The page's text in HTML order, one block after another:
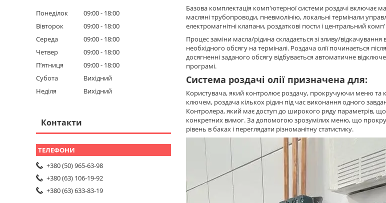
Базова комплектація комп'ютерної системи роздачі включає
масляні трубопроводи, пневмолінію, локальні термінали
електромагнітні клапани, роздаткові пости і центральний
Процес заміни масла/рідина складається зі зливу/
необхідного обсягу на терміналі. Роздача олії починається
досягненні заданого обсягу відбувається автоматичне
програмі.
Система роздачі олії призначена для:
Користувача, який контролює роздачу, прокручуючи меню та
ключем, роздача кількох рідин під час виконання одного
Контролера, який має доступ до широкого ряду параметрів,
конкретних вимог. За допомогою зрозумілих меню, що
рівень в баках і переглядати різноманітну статистику.
Понеділок 09:00
18:00
Вівторок
09:00
18:00
Середа
09:00
18:00
Четвер
09:00
18:00
Пʼятниця
09:00
18:00
Субота
Вихідний
Неділя
Вихідний
Контакти
+380 (50) 965-63-98
+380 (63) 106-19-92
+380 (63) 633-83-19